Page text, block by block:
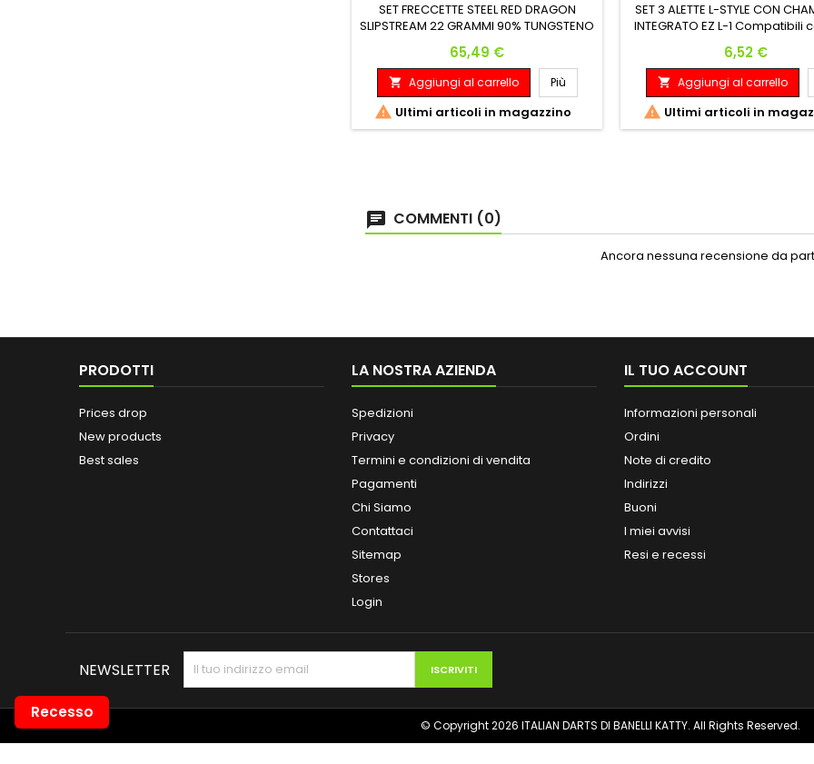
SET FRECCETTE STEEL RED DRAGON
SLIPSTREAM 22 GRAMMI 90% TUNGSTENO
Peso: Lunghezza: Diametro Massimo:
22 G. 45.70 mm 7.50 mm
Prezzo
65,49 €
 Aggiungi al carrello Più
 Ultimi articoli in magazzino
SET 3 ALETTE L-STYLE CON
INTEGRATO EZ L-1 Compatibili
modelli di astine
Prezzo
6,52 €
 Aggiungi al carrello
 Ultimi articoli in
COMMENTI (0)
Ancora nessuna recensione da
PRODOTTI
Prices drop
New products
Best sales
LA NOSTRA AZIENDA
Spedizioni
Privacy
Termini e condizioni di vendita
Pagamenti
Chi Siamo
Contattaci
Sitemap
Stores
Login
IL TUO ACCOUNT
Informazioni personali
Ordini
Note di credito
Indirizzi
Buoni
I miei avvisi
Resi e recessi
NEWSLETTER
© Copyright 2026 ITALIAN DARTS DI BANELLI KATTY. All Rights Reserved.
Recesso